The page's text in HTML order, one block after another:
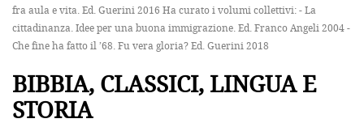
fra aula e vita. Ed. Guerini 2016 Ha curato i volumi collettivi: - La
cittadinanza. Idee per una buona immigrazione. Ed. Franco Angeli 2004 -
Che fine ha fatto il ’68. Fu vera gloria? Ed. Guerini 2018
BIBBIA, CLASSICI, LINGUA E
STORIA